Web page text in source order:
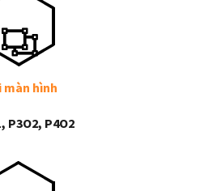
màn hình
P3O2, P4O2